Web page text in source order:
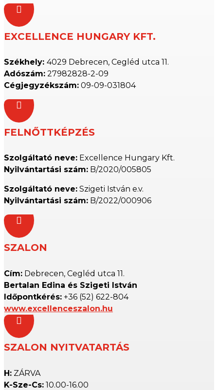

EXCELLENCE HUNGARY KFT.
Székhely: 4029 Debrecen, Cegléd utca 11.
Adószám: 27982828-2-09
Cégjegyzékszám: 09-09-031804

FELNŐTTKÉPZÉS
Szolgáltató neve: Excellence Hungary Kft.
Nyilvántartási szám: B/2020/005805
Szolgáltató neve: Szigeti István e.v.
Nyilvántartási szám: B/2022/000906

SZALON
Cím: Debrecen, Cegléd utca 11.
Bertalan Edina és Szigeti István
Időpontkérés: +36 (52) 622-804
www.excellenceszalon.hu

SZALON NYITVATARTÁS
H: ZÁRVA
K-Sze-Cs: 10.00-16.00